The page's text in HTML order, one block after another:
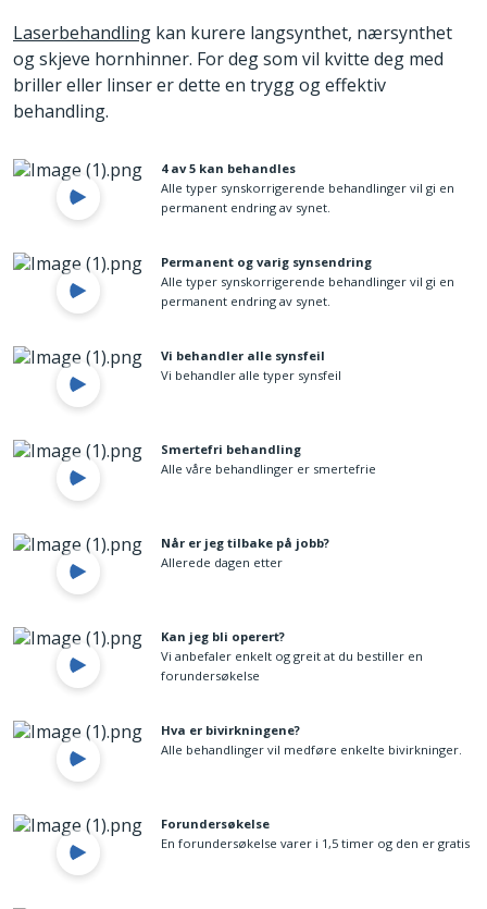
Laserbehandling kan kurere langsynthet, nærsynthet
og skjeve hornhinner. For deg som vil kvitte deg med
briller eller linser er dette en trygg og effektiv
behandling.
4 av 5 kan behandles
Alle typer synskorrigerende behandlinger vil gi en
permanent endring av synet.
Permanent og varig synsendring
Alle typer synskorrigerende behandlinger vil gi en
permanent endring av synet.
Vi behandler alle synsfeil
Vi behandler alle typer synsfeil
Smertefri behandling
Alle våre behandlinger er smertefrie
Når er jeg tilbake på jobb?
Allerede dagen etter
Kan jeg bli operert?
Vi anbefaler enkelt og greit at du bestiller en
forundersøkelse
Hva er bivirkningene?
Alle behandlinger vil medføre enkelte bivirkninger.
Forundersøkelse
En forundersøkelse varer i 1,5 timer og den er gratis